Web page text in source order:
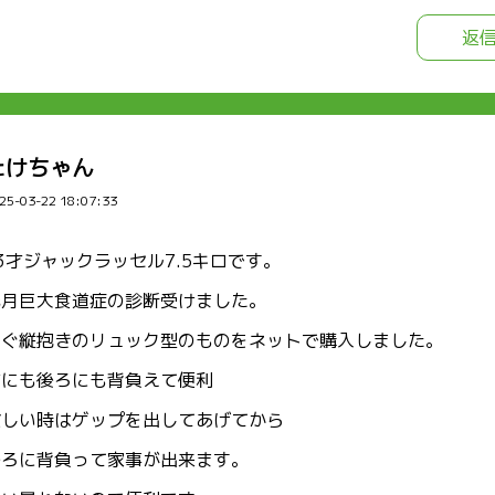
返
ちゃん
03-22 18:07:33
ジャックラッセル7.5キロです。
巨大食道症の診断受けました。
縦抱きのリュック型のものをネットで購入しました。
も後ろにも背負えて便利
い時はゲップを出してあげてから
に背負って家事が出来ます。